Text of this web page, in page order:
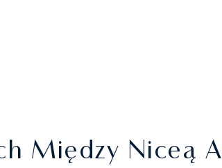
Między Niceą A